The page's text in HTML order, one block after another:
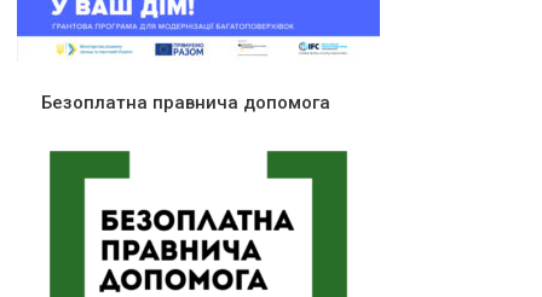
Безоплатна правнича допомога